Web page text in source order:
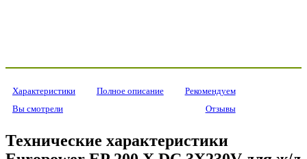
Характеристики Полное описание
Рекомендуем
Вы смотрели
Отзывы
Технические характеристики